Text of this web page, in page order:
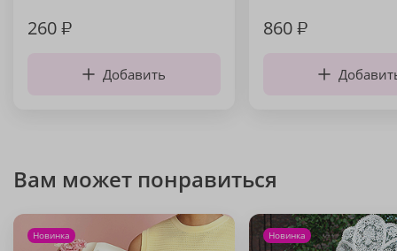
260₽
Добавить
860₽
Вам может понравиться
Новинка Новинка